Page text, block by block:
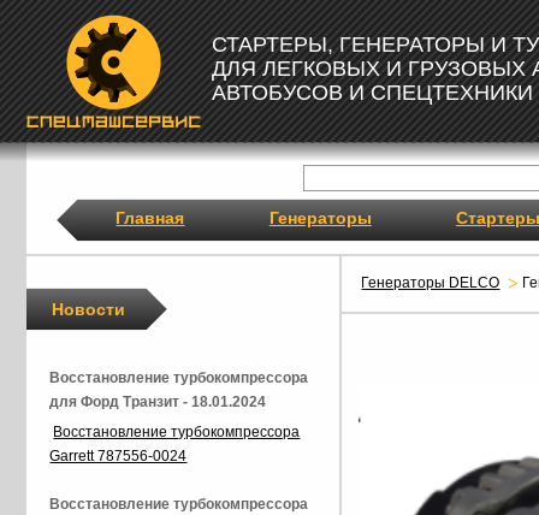
СТАРТЕРЫ, ГЕНЕРАТОРЫ И
ДЛЯ ЛЕГКОВЫХ И ГРУЗОВЫХ
АВТОБУСОВ И СПЕЦТЕХНИКИ
Главная Генераторы Стартеры
Генераторы DELCO
Новости
Восстановление турбокомпрессора
для Форд Транзит - 18.01.2024
Восстановление турбокомпрессора
Garrett 787556-0024
Восстановление турбокомпрессора